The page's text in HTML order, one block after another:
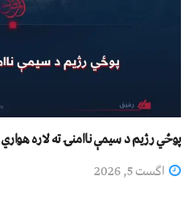
پوځي رژیم د سیمې ناامنۍ ته لاره هواري
اگست 5, 2026